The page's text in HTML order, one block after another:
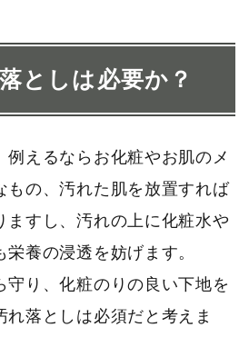
としは必要か？
例えるならお化粧やお肌のメ
もの、汚れた肌を放置すれば
ますし、汚れの上に化粧水や
養の浸透を妨げます。
守り、化粧のりの良い下地を
れ落としは必須だと考えま